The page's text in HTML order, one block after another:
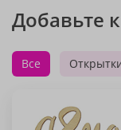
Добавьте
Все